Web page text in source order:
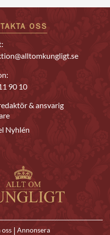
OSS
90 10
& ansvarig
Nyhlén
oss | Annonsera